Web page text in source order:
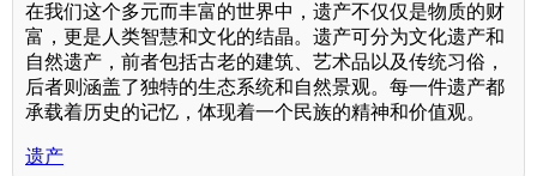
在我们这个多元而丰富的世界中，遗产不仅仅是物质的财
富，更是人类智慧和文化的结晶。遗产可分为文化遗产和
自然遗产，前者包括古老的建筑、艺术品以及传统习俗，
后者则涵盖了独特的生态系统和自然景观。每一件遗产都
承载着历史的记忆，体现着一个民族的精神和价值观。
遗产